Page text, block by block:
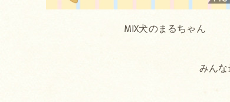
MIX犬のまるちゃん
みん